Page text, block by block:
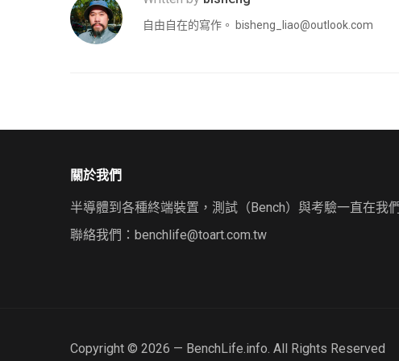
自由自在的寫作。 bisheng_liao@outlook.com
關於我們
半導體到各種終端裝置，測試（Bench）與考驗一直在我
聯絡我們： benchlife@toart.com.tw
Copyright © 2026 — BenchLife.info. All Rights Reserved